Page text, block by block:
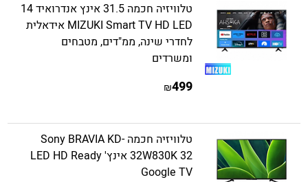
טלוויזיה חכמה 31.5 אינץ אנדרואיד 14
MIZUKI Smart TV HD LED אידאלית
לחדרי שינה, ממ"דים, מטבחים
ומשרדים
499
₪
טלוויזיה חכמה Sony BRAVIA KD-
32W830K 32 אינץ' LED HD Ready
Google TV